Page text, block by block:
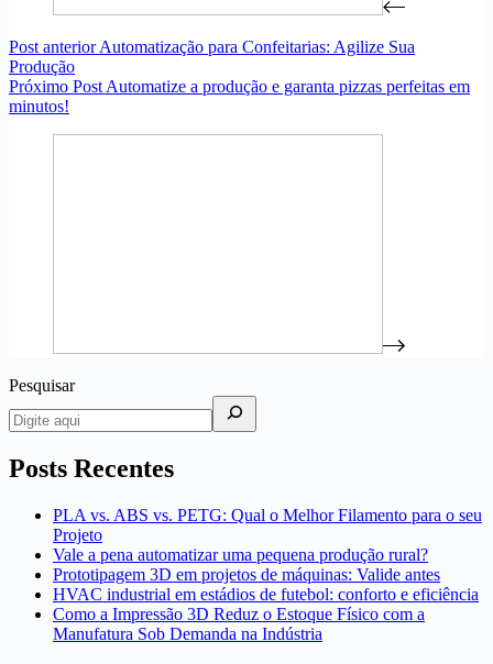
Post anteriorAutomatização para Confeitarias: Agilize Sua
Produção
Próximo Post Automatize a produção e garanta pizzas perfeitas em
minutos!
Pesquisar
Posts Recentes
PLA vs. ABS vs. PETG: Qual o Melhor Filamento para o seu
Projeto
Vale a pena automatizar uma pequena produção rural?
Prototipagem 3D em projetos de máquinas: Valide antes
HVAC industrial em estádios de futebol: conforto e eficiência
Como a Impressão 3D Reduz o Estoque Físico com a
Manufatura Sob Demanda na Indústria